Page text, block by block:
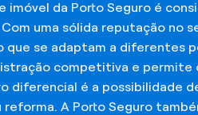
imóvel da Porto Seguro é
uma sólida reputação no
que se adaptam a diferentes
competitiva e permite
diferencial é a possibilidade
reforma. A Porto Seguro